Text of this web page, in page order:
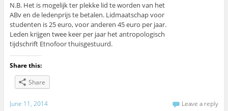
N.B. Het is mogelijk ter plekke lid te worden van het
ABv en de ledenprijs te betalen. Lidmaatschap voor
studenten is 25 euro, voor anderen 45 euro per jaar.
Leden krijgen twee keer per jaar het antropologisch
tijdschrift Etnofoor thuisgestuurd.
Share this:
Share
June 11, 2014 Leave a reply